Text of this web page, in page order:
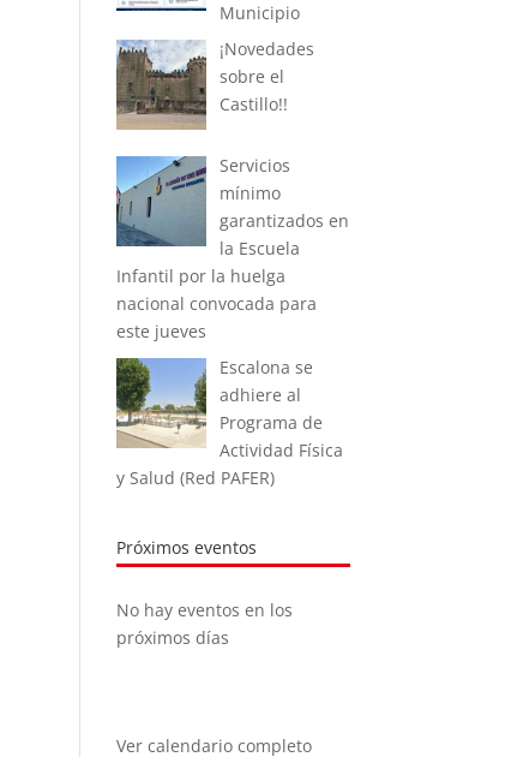
Municipio
¡Novedades
sobre el
Castillo!!
Servicios
mínimo
garantizados en
la Escuela
Infantil por la huelga
nacional convocada para
este jueves
Escalona se
adhiere al
Programa de
Actividad Física
y Salud (Red PAFER)
Próximos eventos
No hay eventos en los
próximos días
Ver calendario completo